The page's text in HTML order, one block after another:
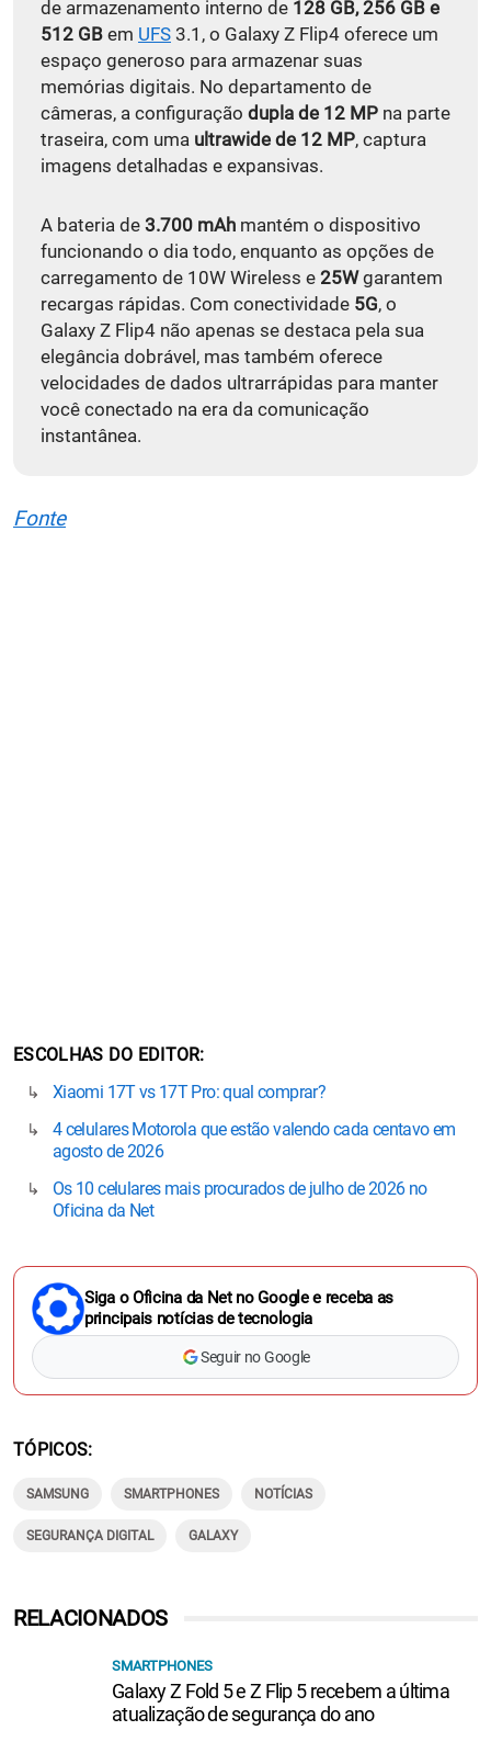
de armazenamento interno de 128 GB, 256 GB e
512 GB em UFS 3.1, o Galaxy Z Flip4 oferece um
espaço generoso para armazenar suas
memórias digitais. No departamento de
câmeras, a configuração dupla de 12 MP na parte
traseira, com uma ultrawide de 12 MP, captura
imagens detalhadas e expansivas.
A bateria de 3.700 mAh mantém o dispositivo
funcionando o dia todo, enquanto as opções de
carregamento de 10W Wireless e 25Wgarantem
recargas rápidas. Com conectividade 5G, o
Galaxy Z Flip4 não apenas se destaca pela sua
elegância dobrável, mas também oferece
velocidades de dados ultrarrápidas para manter
você conectado na era da comunicação
instantânea.
Fonte
ESCOLHAS DO EDITOR
Xiaomi 17T vs 17T Pro: qual comprar?
4 celulares Motorola que estão valendo cada centavo em
agosto de 2026
Os 10 celulares mais procurados de julho de 2026 no
Oficina da Net
Siga o Oficina da Net no Google e receba as
principais notícias de tecnologia
Seguir no Google
TÓPICOS
SAMSUNG SMARTPHONES NOTÍCIAS
SEGURANÇA DIGITAL GALAXY
RELACIONADOS
SMARTPHONES
Galaxy Z Fold 5 e Z Flip 5 recebem a última
atualização de segurança do ano